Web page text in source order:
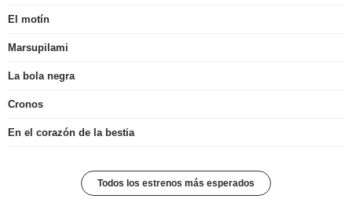
El motín
Marsupilami
La bola negra
Cronos
En el corazón de la bestia
Todos los estrenos más esperados